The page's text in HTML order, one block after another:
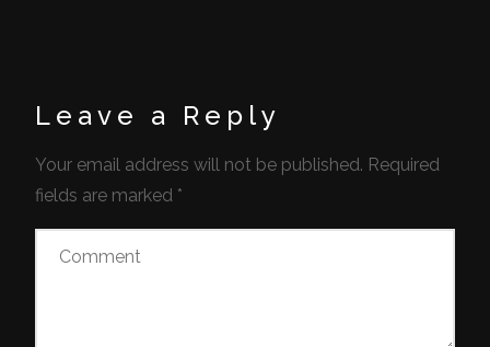
Leave a Reply
Your email address will not be published. Required
fields are marked *